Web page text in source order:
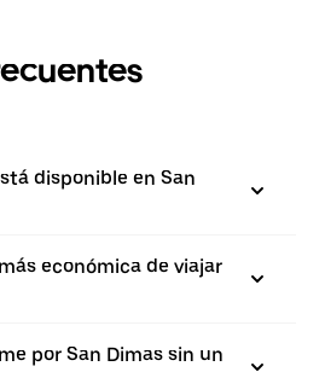
disponible en San
económica de viajar
por San Dimas sin un